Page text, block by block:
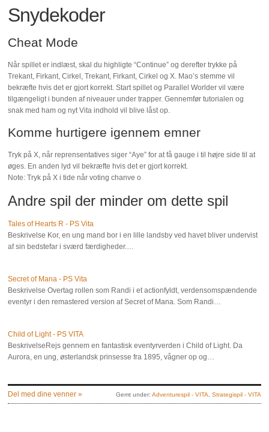
Snydekoder
Cheat Mode
Når spillet er indlæst, skal du highligte “Continue” og derefter trykke på
Trekant, Firkant, Cirkel, Trekant, Firkant, Cirkel og X. Mao’s stemme vil
bekræfte hvis det er gjort korrekt. Start spillet og Parallel Worlder vil være
tilgængeligt i bunden af niveauer under trapper. Gennemfør tutorialen og
snak med ham og nyt Vita indhold vil blive låst op.
Komme hurtigere igennem emner
Tryk på X, når reprensentatives siger “Aye” for at få gauge i til højre side til at
øges. En anden lyd vil bekræfte hvis det er gjort korrekt.
Note: Tryk på X i tide når voting chanve o
Andre spil der minder om dette spil
Tales of Hearts R - PS Vita
Beskrivelse Kor, en ung mand bor i en lille landsby ved havet bliver undervist
af sin bedstefar i sværd færdigheder.…
Secret of Mana - PS Vita
Beskrivelse Overtag rollen som Randi i et actionfyldt, verdensomspændende
eventyr i den remastered version af Secret of Mana. Som Randi…
Child of Light - PS VITA
BeskrivelseRejs gennem en fantastisk eventyrverden i Child of Light. Da
Aurora, en ung, østerlandsk prinsesse fra 1895, vågner op og…
Del med dine venner » Gemt under: Adventurespil - VITA Strategispil - VITA